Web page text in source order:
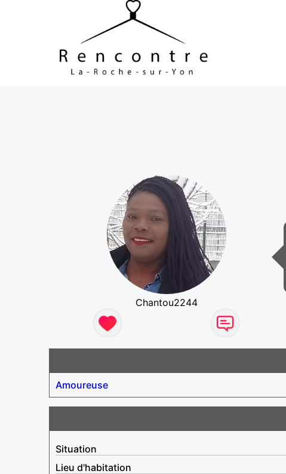
Chantou2244
Amoureuse
Situation
Lieu d'habitation